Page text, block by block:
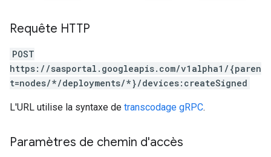
Requête HTTP
POST
https://sasportal.googleapis.com/v1alpha1/{paren
t=nodes/*/deployments/*}/devices:createSigned
L'URL utilise la syntaxe de transcodage gRPC.
Paramètres de chemin d'accès